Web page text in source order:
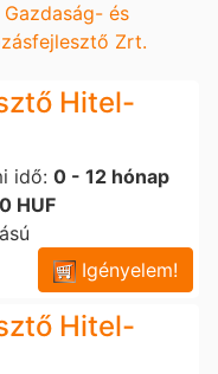
és
Zrt.
Hitel-
idő: 0 - 12 hónap
HUF
Igényelem!
Hitel-